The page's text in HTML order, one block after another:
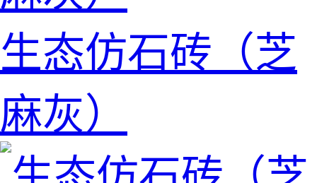
生态仿石砖（芝
麻灰）